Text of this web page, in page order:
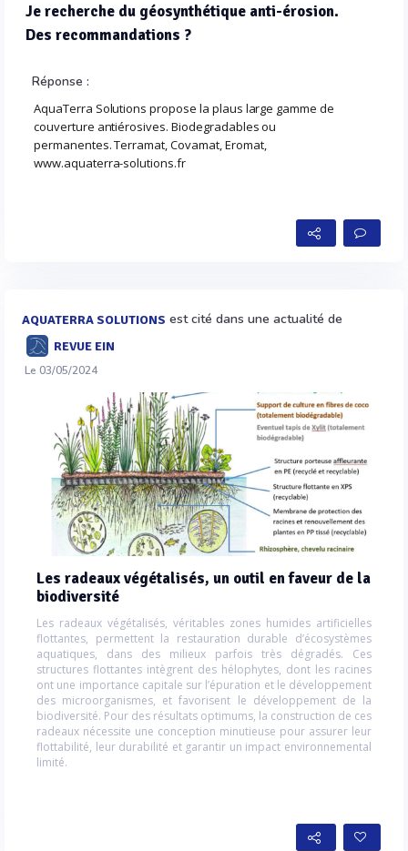
Je recherche du géosynthétique anti-érosion.
Des recommandations ?
Réponse :
AquaTerra Solutions propose la plaus large gamme de
couverture antiérosives. Biodegradables ou
permanentes. Terramat, Covamat, Eromat,
www.aquaterra-solutions.fr
AQUATERRA SOLUTIONS est cité dans une actualité de
REVUE EIN
Le 03/05/2024
Les radeaux végétalisés, un outil en faveur de la
biodiversité
Les radeaux végétalisés, véritables zones humides artificielles
flottantes, permettent la restauration durable d’écosystèmes
aquatiques, dans des milieux parfois très dégradés. Ces
structures flottantes intègrent des hélophytes, dont les racines
ont une importance capitale sur l’épuration et le développement
des microorganismes, et favorisent le développement de la
biodiversité. Pour des résultats optimums, la construction de ces
radeaux nécessite une conception minutieuse pour assurer leur
flottabilité, leur durabilité et garantir un impact environnemental
limité.